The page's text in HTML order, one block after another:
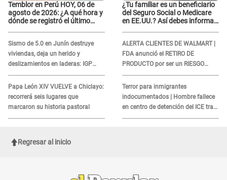
Temblor en Perú HOY, 06 de
agosto de 2026: ¿A qué hora y
dónde se registró el último
Sismo de 5.0 en Junín destruye
viviendas, deja un herido y
deslizamientos en laderas: IGP
alerta sobre posibles réplicas
Papa León XIV VUELVE a Chiclayo:
recorrerá seis lugares que
marcaron su historia pastoral
¿Tu familiar es un beneficiario
del Seguro Social o Medicare
en EE.UU.? Así debes informar
ALERTA CLIENTES DE WALMART |
FDA anunció el RETIRO DE
PRODUCTO por ser un RIESGO
MORTAL para consumidores: ¿Cuál
es?
Terror para inmigrantes
indocumentados | Hombre fallece
en centro de detención del ICE tras
sufrir una "emergencia médica"
Regresar al inicio